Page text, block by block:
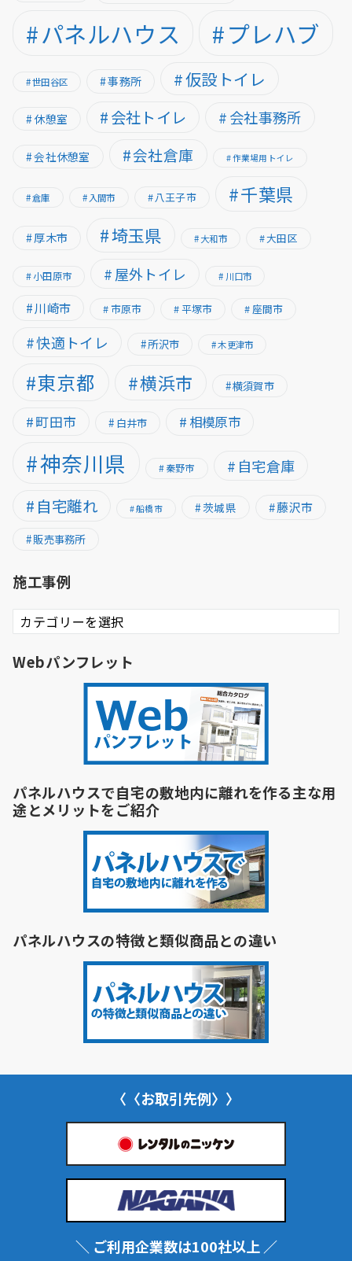
パネルハウス プレハブ
世田谷区 事務所 仮設トイレ
休憩室 会社トイレ 会社事務所
会社休憩室 会社倉庫 作業場用トイレ
倉庫 入間市 八王子市 千葉県
厚木市 埼玉県 大和市 大田区
小田原市 屋外トイレ 川口市
川崎市 市原市 平塚市 座間市
快適トイレ 所沢市 木更津市
東京都 横浜市 横須賀市
町田市 白井市 相模原市
神奈川県 秦野市 自宅倉庫
自宅離れ 船橋市 茨城県 藤沢市
販売事務所
施工事例
施
工
例
Webパンフレット
パネルハウスで自宅の敷地内に離れを作る主な用
途とメリットをご紹介
パネルハウスの特徴と類似商品との違い
〈〈お取引先例〉〉
＼ ご利用企業数は100社以上 ／